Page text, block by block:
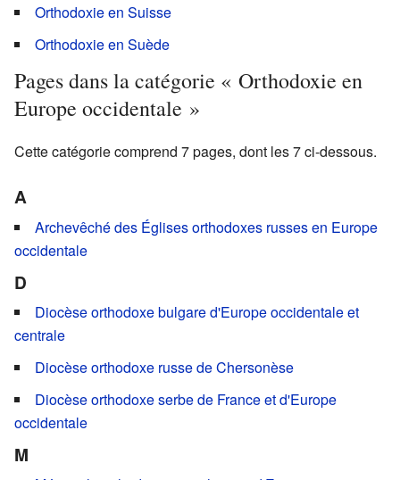
Orthodoxie en Suisse
Orthodoxie en Suède
Pages dans la catégorie « Orthodoxie en
Europe occidentale »
Cette catégorie comprend 7 pages, dont les 7 ci-dessous.
A
Archevêché des Églises orthodoxes russes en Europe
occidentale
D
Diocèse orthodoxe bulgare d'Europe occidentale et
centrale
Diocèse orthodoxe russe de Chersonèse
Diocèse orthodoxe serbe de France et d'Europe
occidentale
M